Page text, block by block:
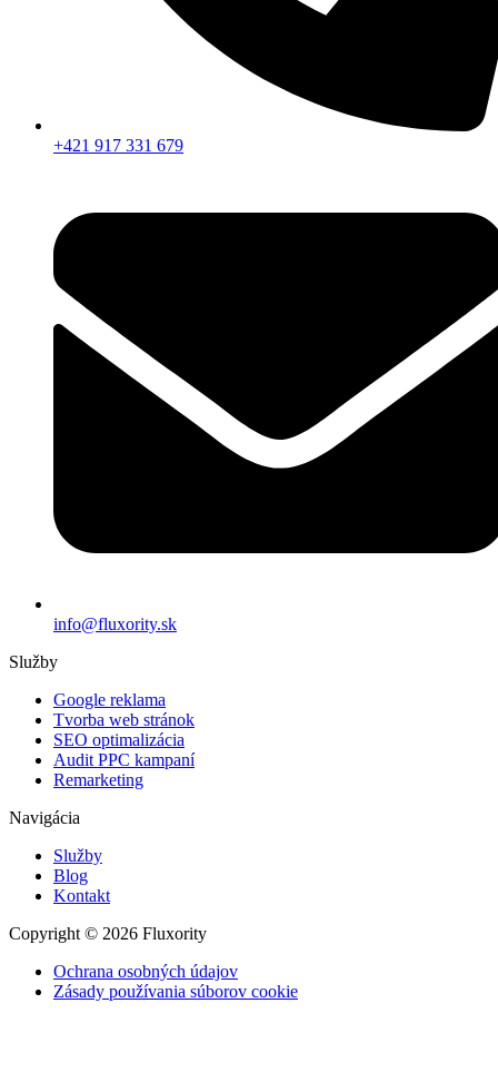
+421 917 331 679
info@fluxority.sk
Služby
Google reklama
Tvorba web stránok
SEO optimalizácia
Audit PPC kampaní
Remarketing
Navigácia
Služby
Blog
Kontakt
Copyright © 2026 Fluxority
Ochrana osobných údajov
Zásady používania súborov cookie